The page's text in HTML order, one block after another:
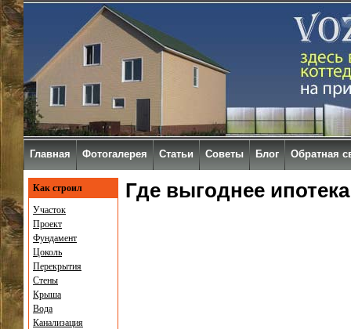
Где выгоднее ипотека
Как строил
Участок
Проект
Фундамент
Цоколь
Перекрытия
Стены
Крыша
Вода
Канализация
Главная Фотогалерея Статьи Советы Блог Обратная